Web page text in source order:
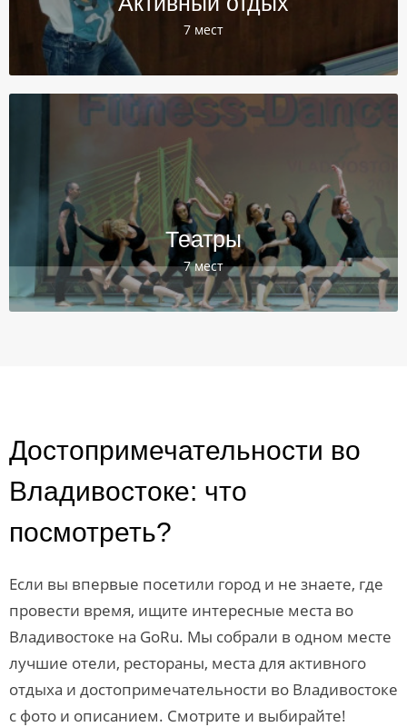
7 мест
Театры
7 мест
Достопримечательности во
Владивостоке: что
посмотреть?
Если вы впервые посетили город и не знаете, где
провести время, ищите интересные места во
Владивостоке на GoRu. Мы собрали в одном месте
лучшие отели, рестораны, места для активного
отдыха и достопримечательности во Владивостоке
с фото и описанием. Смотрите и выбирайте!